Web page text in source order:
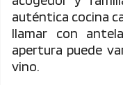
auténtica cocina
llamar con
apertura puede
vino.